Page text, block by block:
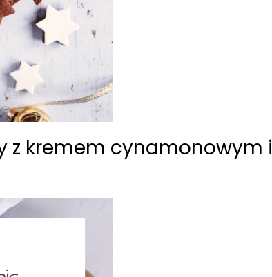
z kremem cynamonowym i